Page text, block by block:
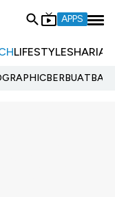
APPS
LIFESTYLESHARIA